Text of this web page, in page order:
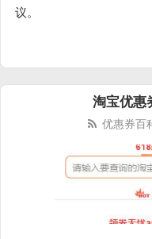
议。
淘宝优惠
优惠券百